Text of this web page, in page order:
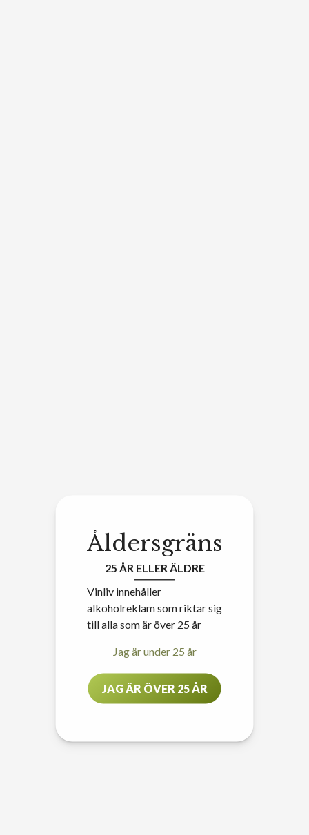
Åldersgräns
25 ÅR ELLER ÄLDRE
Vinliv innehåller
alkoholreklam som riktar sig
till alla som är över 25 år
Jag är under 25 år
JAG ÄR ÖVER 25 ÅR